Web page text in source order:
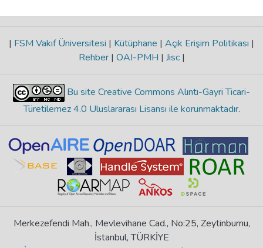
| FSM Vakıf Üniversitesi | Kütüphane | Açık Erişim Politikası |
Rehber | OAI-PMH | Jisc |
Bu site Creative Commons Alıntı-Gayri Ticari-
Türetilemez 4.0 Uluslararası Lisansı ile korunmaktadır.
Merkezefendi Mah., Mevlevihane Cad., No:25, Zeytinburnu,
İstanbul, TÜRKİYE